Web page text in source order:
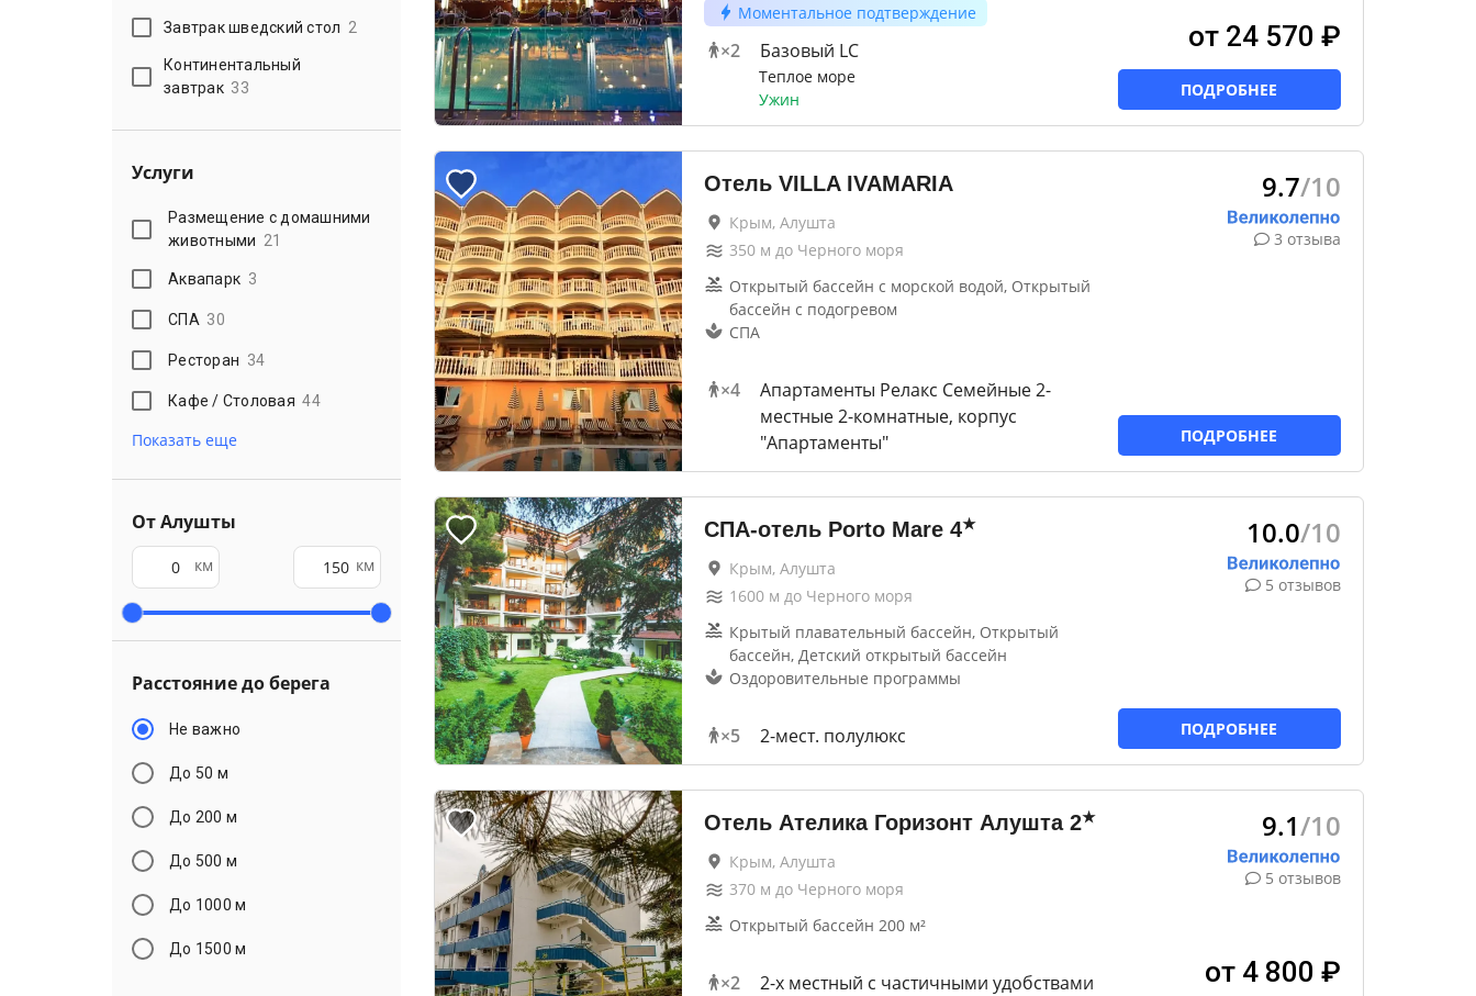
Завтрак шведский стол 2
Континентальный
завтрак 33
Услуги
Размещение с домашними
животными 21
Аквапарк 3
СПА 30
Ресторан 34
Кафе / Столовая 44
Показать еще
От Алушты
км км
Расстояние до берега
Не важно
До 50 м
До 200 м
До 500 м
До 1000 м
До 1500 м
Моментальное подтверждение
×2 Базовый LC
Теплое море
Ужин
от 24 570 ₽
ПОДРОБНЕЕ
Отель VILLA IVAMARIA
Крым, Алушта
350м до Черного моря
Открытый бассейн с морской водой, Открытый
бассейн с подогревом
СПА
×4
Апартаменты Релакс Семейные 2-
местные 2-комнатные, корпус
"Апартаменты"
9.7/10
3 отзыва
ПОДРОБНЕЕ
СПА-отель Porto Mare 4★
Крым, Алушта
1600м до Черного моря
Крытый плавательный бассейн, Открытый
бассейн, Детский открытый бассейн
Оздоровительные программы
×5 2-мест. полулюкс
10.0/10
5 отзывов
ПОДРОБНЕЕ
Отель Ателика Горизонт Алушта 2★
Крым, Алушта
370м до Черного моря
Открытый бассейн 200 м²
×2
2-х местный с частичными удобствами
9.1/10
5 отзывов
от 4 800 ₽